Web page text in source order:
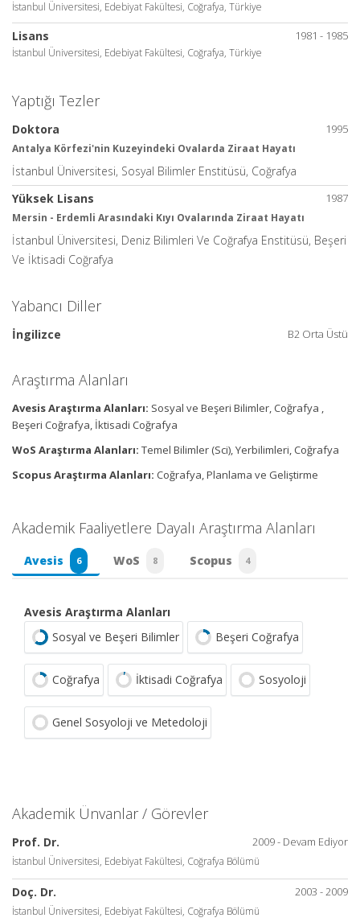
İstanbul Üniversitesi, Edebiyat Fakültesi, Coğrafya, Türkiye
1981 - 1985
Lisans
İstanbul Üniversitesi, Edebiyat Fakültesi, Coğrafya, Türkiye
Yaptığı Tezler
1995
Doktora
Antalya Körfezi'nin Kuzeyindeki Ovalarda Ziraat Hayatı
İstanbul Üniversitesi, Sosyal Bilimler Enstitüsü, Coğrafya
1987
Yüksek Lisans
Mersin - Erdemli Arasındaki Kıyı Ovalarında Ziraat Hayatı
İstanbul Üniversitesi, Deniz Bilimleri Ve Coğrafya Enstitüsü, Beşeri
Ve İktisadi Coğrafya
Yabancı Diller
B2 Orta Üstü
İngilizce
Araştırma Alanları
Avesis Araştırma Alanları: Sosyal ve Beşeri Bilimler, Coğrafya ,
Beşeri Coğrafya, İktisadi Coğrafya
WoS Araştırma Alanları: Temel Bilimler (Sci), Yerbilimleri, Coğrafya
Scopus Araştırma Alanları: Coğrafya, Planlama ve Geliştirme
Akademik Faaliyetlere Dayalı Araştırma Alanları
Avesis 6 WoS 8 Scopus 4
Avesis Araştırma Alanları
Sosyal ve Beşeri Bilimler
Beşeri Coğrafya
Coğrafya İktisadi Coğrafya Sosyoloji
Genel Sosyoloji ve Metedoloji
Akademik Ünvanlar / Görevler
2009 - Devam Ediyor
Prof. Dr.
İstanbul Üniversitesi, Edebiyat Fakültesi, Coğrafya Bölümü
2003 - 2009
Doç. Dr.
İstanbul Üniversitesi, Edebiyat Fakültesi, Coğrafya Bölümü